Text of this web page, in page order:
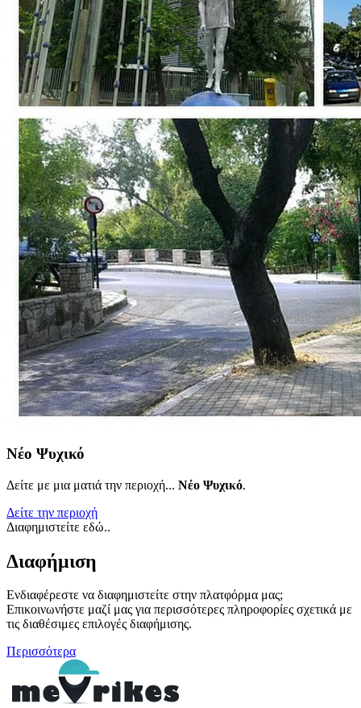
Νέο Ψυχικό
Δείτε με μια ματιά την περιοχή... Νέο Ψυχικό.
Δείτε την περιοχή
Διαφημιστείτε εδώ..
Διαφήμιση
Ενδιαφέρεστε να διαφημιστείτε στην πλατφόρμα μας;
Επικοινωνήστε μαζί μας για περισσότερες πληροφορίες σχετικά με
τις διαθέσιμες επιλογές διαφήμισης.
Περισσότερα